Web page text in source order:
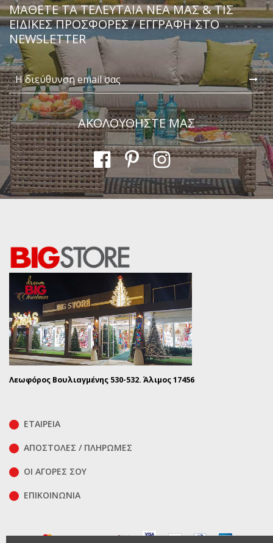
ΜΆΘΕΤΕ ΤΑ ΤΕΛΕΥΤΑΊΑ ΝΈΑ ΜΑΣ & ΤΙΣ
ΕΙΔΙΚΈΣ ΠΡΟΣΦΟΡΈΣ / ΕΓΓΡΑΦΗ ΣΤΟ
NEWSLETTER
ΑΚΟΛΟΥΘΗΣΤΕ ΜΑΣ
Λεωφόρος Βουλιαγμένης 530-532. Άλιμος 17456
ΕΤΑΙΡΕΙΑ
ΑΠΟΣΤΟΛΕΣ / ΠΛΗΡΩΜΕΣ
ΟΙ ΑΓΟΡΕΣ ΣΟΥ
ΕΠΙΚΟΙΝΩΝΊΑ